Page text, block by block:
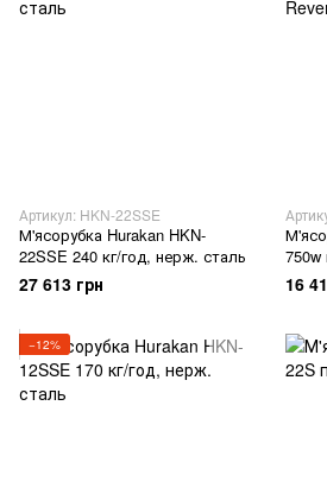
Артикул: HKN-22SSE
М'ясорубка Hurakan HKN-
22SSE 240 кг/год, нерж. сталь
27 613 грн 16
−12%